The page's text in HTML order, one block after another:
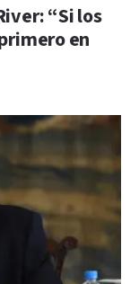
“Si los
en